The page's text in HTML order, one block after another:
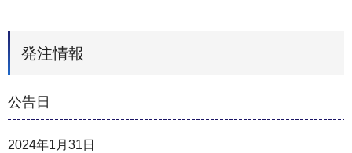
発注情報
公告日
2024年1月31日